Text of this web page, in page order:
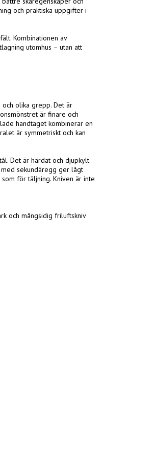
och praktiska uppgifter i
Kombinationen av
utomhus – utan att
olika grepp. Det är
är finare och
handtaget kombinerar en
är symmetriskt och kan
Det är härdat och djupkylt
sekundäregg ger lågt
för täljning. Kniven är inte
och mångsidig friluftskniv